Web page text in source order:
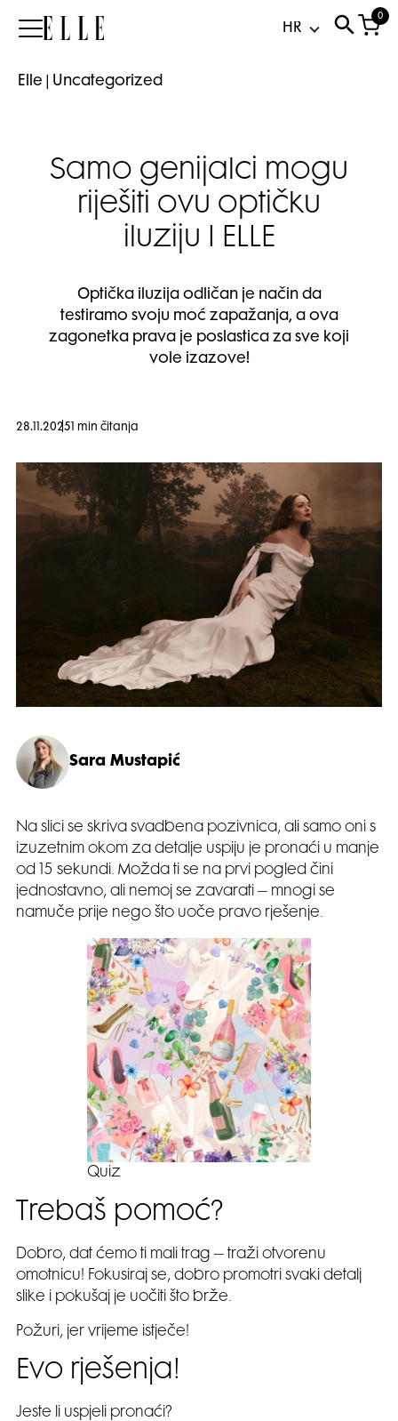
Elle
0
Elle Uncategorized
Samo genijalci mogu
riješiti ovu optičku
iluziju I ELLE
Optička iluzija odličan je način da
testiramo svoju moć zapažanja, a ova
zagonetka prava je poslastica za sve koji
vole izazove!
28.11.2025 1 min čitanja
Sara Mustapić
Na slici se skriva svadbena pozivnica, ali samo oni s
izuzetnim okom za detalje uspiju je pronaći u manje
od 15 sekundi. Možda ti se na prvi pogled čini
jednostavno, ali nemoj se zavarati – mnogi se
namuče prije nego što uoče pravo rješenje.
Quiz
Trebaš pomoć?
Dobro, dat ćemo ti mali trag – traži otvorenu
omotnicu! Fokusiraj se, dobro promotri svaki detalj
slike i pokušaj je uočiti što brže.
Požuri, jer vrijeme istječe!
Evo rješenja!
Jeste li uspjeli pronaći?